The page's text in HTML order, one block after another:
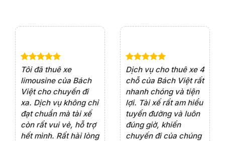
Dịch vụ cho thuê xe 7
chỗ của Bách Việt rất
chuyên nghiệp,đặc
biệt tài xế rất nhiệt
tình vui vẻ,sẽ ủng hộ
thường xuyên
Lần đầu thuê xe 16
chỗ tại Bách Việt, tôi
rất hài lòng với chất
lượng xe và sự
chuyên nghiệp của
tài xế. Dịch vụ tận
tâm, chu đáo, sẽ tiếp